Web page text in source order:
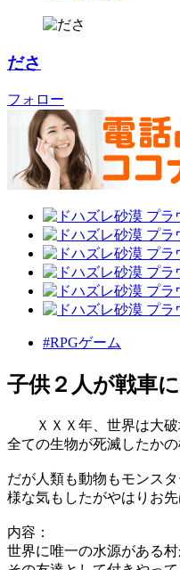
ださ
フォロー
#RPGゲーム
子供２人が戦車
ＸＸＸ年、世界は大破
全ての生物が死滅したかの
だが人類も動物もモンス
様な気もしたがやはりお
内容：
世界に唯一の水源がある